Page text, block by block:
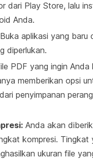
dari Play Store, lalu
Anda.
Buka aplikasi yang baru
diperlukan.
PDF yang ingin Anda
memberikan opsi
penyimpanan
Anda akan
kompresi. Tingkat
ukuran file